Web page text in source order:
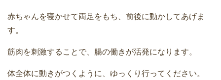
赤ちゃんを寝かせて両足をもち、前後に動かしてあげま
す。
筋肉を刺激することで、腸の働きが活発になります。
体全体に動きがつくように、ゆっくり行ってください。